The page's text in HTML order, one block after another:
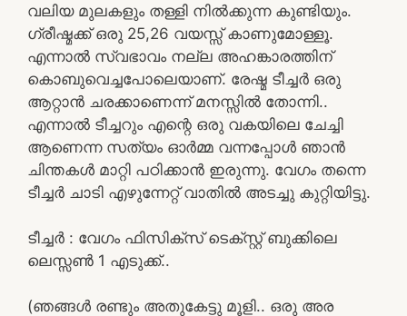
വലിയ മുലകളും തള്ളി നിൽക്കുന്ന കുണ്ടിയും.
ഗ്രീഷ്മക്ക് ഒരു 25,26 വയസ്സ് കാണുമോള്ളൂ.
എന്നാൽ സ്വഭാവം നല്ല അഹങ്കാരത്തിന്
കൊബുവെച്ചപോലെയാണ്. രേഷ്മ ടീച്ചർ ഒരു
ആറ്റാൻ ചരക്കാണെന്ന് മനസ്സിൽ തോന്നി..
എന്നാൽ ടീച്ചറും എന്റെ ഒരു വകയിലെ ചേച്ചി
ആണെന്ന സത്യം ഓർമ്മ വന്നപ്പോൾ ഞാൻ
ചിന്തകൾ മാറ്റി പഠിക്കാൻ ഇരുന്നു. വേഗം തന്നെ
ടീച്ചർ ചാടി എഴുന്നേറ്റ് വാതിൽ അടച്ചു കുറ്റിയിട്ടു.
ടീച്ചർ : വേഗം ഫിസിക്സ്‌ ടെക്സ്റ്റ്‌ ബുക്കിലെ
ലെസ്സൺ 1 എടുക്ക്..
(ഞങ്ങൾ രണ്ടും അതുകേട്ടു മൂളി.. ഒരു അര